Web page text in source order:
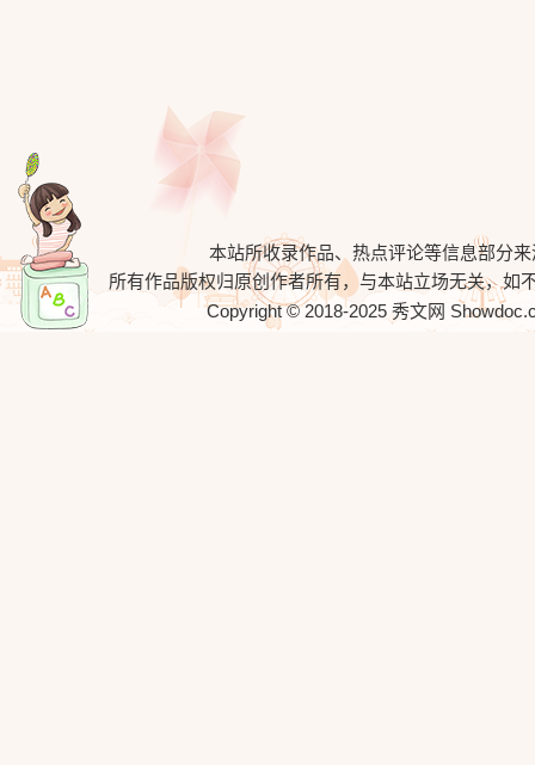
本站所收录作品、热点评论等信息部分
所有作品版权归原创作者所有，与本站立场无关，如
Copyright © 2018-2025 秀文网